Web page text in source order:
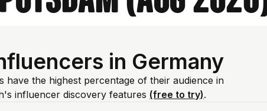
in Germany
the highest percentage of their audience in
influencer discovery features (free to try).